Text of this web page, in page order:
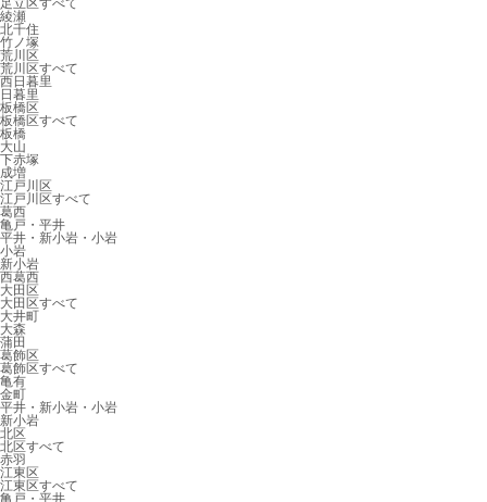
足立区すべて
綾瀬
北千住
竹ノ塚
荒川区
荒川区すべて
西日暮里
日暮里
板橋区
板橋区すべて
板橋
大山
下赤塚
成増
江戸川区
江戸川区すべて
葛西
亀戸・平井
平井・新小岩・小岩
小岩
新小岩
西葛西
大田区
大田区すべて
大井町
大森
蒲田
葛飾区
葛飾区すべて
亀有
金町
平井・新小岩・小岩
新小岩
北区
北区すべて
赤羽
江東区
江東区すべて
亀戸・平井